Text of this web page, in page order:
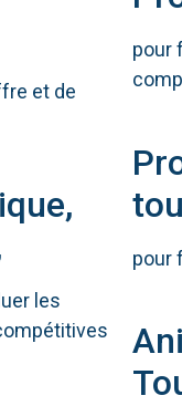
et de
les
pour
pour